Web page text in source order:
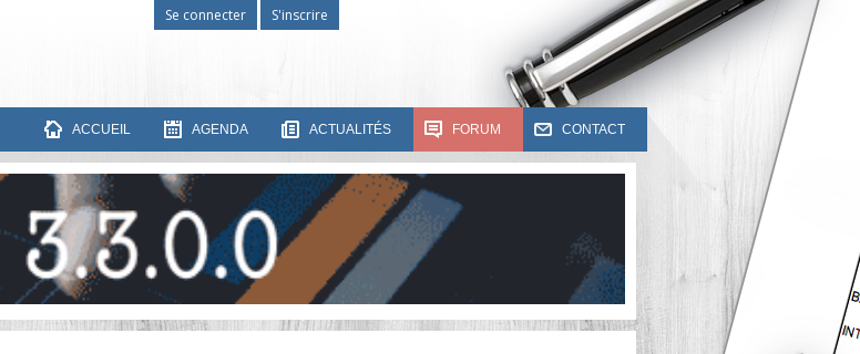
ACCUEIL AGENDA ACTUALITÉS FORUM CONTACT
Se connecter S'inscrire